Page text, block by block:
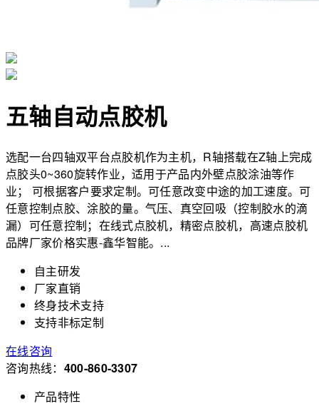
五轴自动点胶机
选配一台四轴双平台点胶机作为主机，R轴搭载在Z轴上完成
点胶头0~360旋转作业，适用于产品内外壁点胶涂油等作
业； 可根据客户要求定制。可任意改变中途的加工速度。可
任意控制点胶、涂胶的量。气压、真空回吸（控制胶水的滴
漏）可任意控制；在线式点胶机，精密点胶机，高速点胶机
品牌厂家价格实惠-鑫华智能。...
自主研发
厂家直销
终身技术支持
支持非标定制
在线咨询
咨询热线： 400-860-3307
产品特性